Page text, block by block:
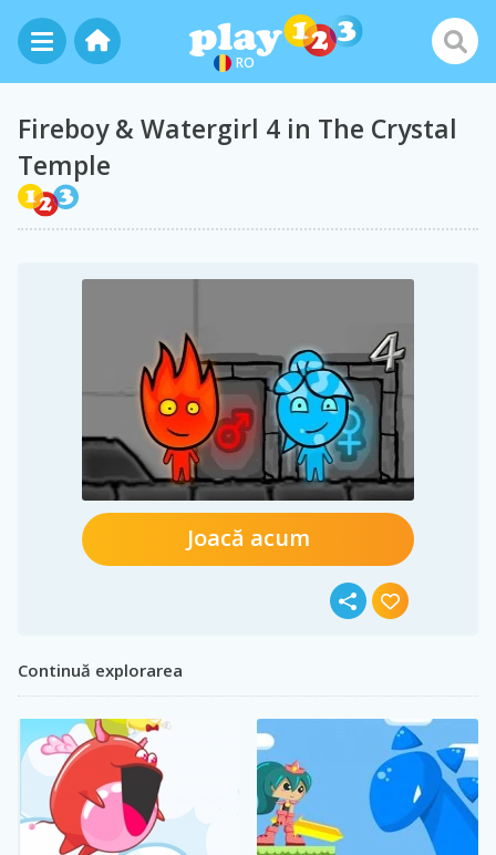
RO
Fireboy & Watergirl 4 in The Crystal
Temple
Joacă acum
Continuă explorarea